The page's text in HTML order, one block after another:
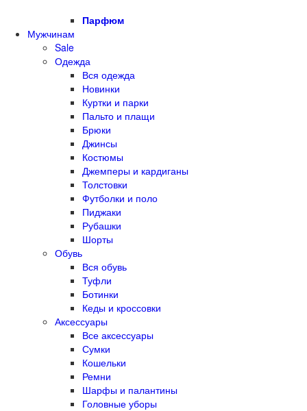
Парфюм
Мужчинам
Sale
Одежда
Вся одежда
Новинки
Куртки и парки
Пальто и плащи
Брюки
Джинсы
Костюмы
Джемперы и кардиганы
Толстовки
Футболки и поло
Пиджаки
Рубашки
Шорты
Обувь
Вся обувь
Туфли
Ботинки
Кеды и кроссовки
Аксессуары
Все аксессуары
Сумки
Кошельки
Ремни
Шарфы и палантины
Головные уборы